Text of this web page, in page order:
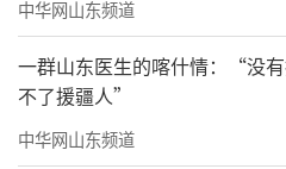
展望蓝色未来，新
展
中华网山东频道
一群山东医生的喀什情：“没
不了援疆人”
中华网山东频道